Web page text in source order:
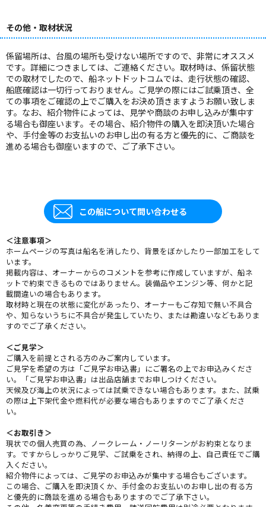
その他・取材状況
係留場所は、台風の場所も受けない場所ですので、非常にオススメ
です。詳細につきましては、ご連絡ください。取材時は、係留状態
での取材でしたので、船ネットドットコムでは、走行状態の確認、
船底確認は一切行っておりません。ご見学の際にはご試乗頂き、全
ての事項をご確認の上でご購入をお決め頂きますようお願い致しま
す。なお、紹介物件によっては、見学や商談のお申し込みが集中す
る場合も御座います。その場合、紹介物件の購入を即決頂いた場合
や、手付金等のお支払いのお申し出の有る方と優先的に、ご商談を
進める場合も御座いますので、ご了承下さい。
この船について問い合わせる
＜注意事項＞
ホームページの写真は船名を消したり、背景をぼかしたり一部加工をして
います。
掲載内容は、オーナーからのコメントを参考に作成していますが、船ネ
ットで約束できるものではありません。装備品やエンジン等、何かと記
載間違いの場合もあります。
取材時と現在の状態に変化があったり、オーナーもご存知で無い不具合
や、知らないうちに不具合が発生していたり、または勘違いなどもありま
すのでご了承ください。
＜ご見学＞
ご購入を前提とされる方のみご案内しています。
ご見学を希望の方は「ご見学お申込書」にご署名の上でお申込みくださ
い。「ご見学お申込書」は出品店舗までお申しつけください。
天候及び海上の状況によっては試乗できない場合もあります。また、試乗
の際は上下架代金や燃料代が必要な場合もありますのでご了承くださ
い。
＜お取引き＞
現状での個人売買の為、ノークレーム・ノーリターンがお約束となりま
す。ですからしっかりご見学、ご試乗をされ、納得の上、自己責任でご購
入ください。
紹介物件によっては、ご見学のお申込みが集中する場合もございます。
この場合、ご購入を即決頂くか、手付金のお支払いのお申し出の有る方
と優先的に商談を進める場合もありますのでご了承下さい。